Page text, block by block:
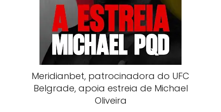
Meridianbet, patrocinadora do UFC
Belgrade, apoia estreia de Michael
Oliveira